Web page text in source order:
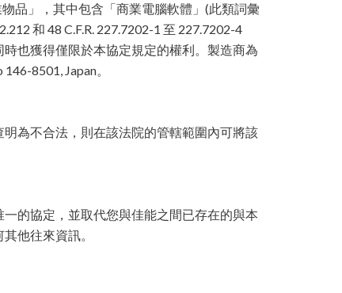
物品」，其中包含「商業電腦軟體」(此類詞彙
和 48 C.F.R. 227.7202-1 至 227.7202-4
也獲得僅限於本協定規定的權利。製造商為
8501, Japan。
為不合法，則在該法院的管轄範圍內可將該
的協定，並取代您與佳能之間已存在的與本
他往來資訊。